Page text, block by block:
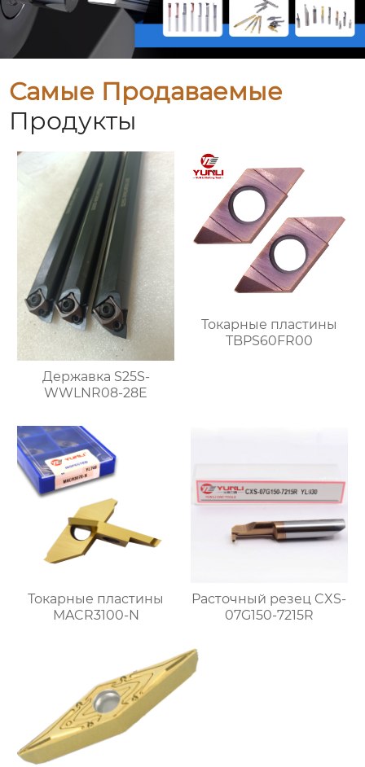
Самые Продаваемые
Продукты
Державка S25S-
WWLNR08-28E
Токарные пластины
TBPS60FR00
Токарные пластины
MACR3100-N
Расточный резец CXS-
07G150-7215R